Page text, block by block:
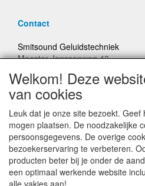
Contact
Smitsound Geluidstechniek
Meester Janssenweg 43
E-mail: info@smitsound.nl
Telefoon: +31-(0)6-22256322
Bestellingen binnen Nederland,
voor €
Prijzen inclusief 21% BTW,
Welkom! Deze
van cookies
Leuk dat je onze site bezoekt.
mogen plaatsen. De noodzakelijke
persoonsgegevens. De overige
bezoekerservaring te verbeteren.
producten beter bij je onder de
een optimaal werkende website
alle vakjes aan!